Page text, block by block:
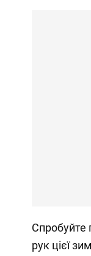
Спробуйте
рук цієї